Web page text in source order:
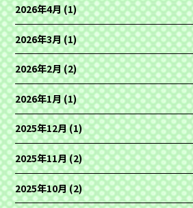
2026年4月(1)
2026年3月(1)
2026年2月(2)
2026年1月(1)
2025年12月(1)
2025年11月(2)
2025年10月(2)